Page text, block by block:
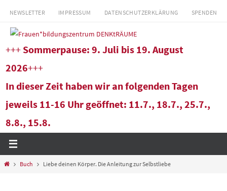
Zum
springen
NEWSLETTER IMPRESSUM DATENSCHUTZERKLÄRUNG SPENDEN
+++ Sommerpause: 9. Juli bis 19. August
2026+++
In dieser Zeit haben wir an folgenden Tagen
jeweils 11-16 Uhr geöffnet: 11.7., 18.7., 25.7.,
8.8., 15.8.
StartBuch Liebe deinen Körper. Die Anleitung zur Selbstliebe